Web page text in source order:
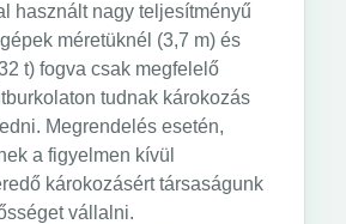
használt nagy teljesítményű
méretüknél (3,7 m) és
t) fogva csak megfelelő
tudnak károkozás
Megrendelés esetén,
a figyelmen kívül
károkozásért társaságunk
vállalni.